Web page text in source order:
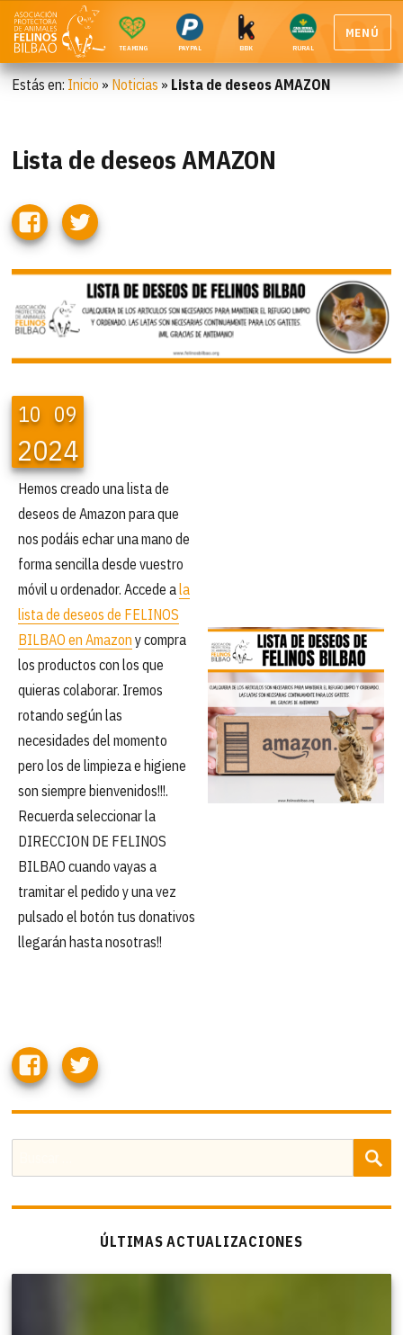
TEAMING PAYPAL BBK RURAL
MENÚ
Estás en: Inicio » Noticias » Lista de deseos AMAZON
Lista de deseos AMAZON
10 09
2024
Hemos creado una lista de
deseos de Amazon para que
nos podáis echar una mano de
forma sencilla desde vuestro
móvil u ordenador. Accede ala
lista de deseos de FELINOS
BILBAO en Amazon y compra
los productos con los que
quieras colaborar. Iremos
rotando según las
necesidades del momento
pero los de limpieza e higiene
son siempre bienvenidos!!!.
Recuerda seleccionar la
DIRECCION DE FELINOS
BILBAO cuando vayas a
tramitar el pedido y una vez
pulsado el botón tus donativos
llegarán hasta nosotras!!
por:
ÚLTIMAS ACTUALIZACIONES